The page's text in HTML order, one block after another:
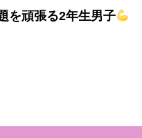
を頑張る2年生男子